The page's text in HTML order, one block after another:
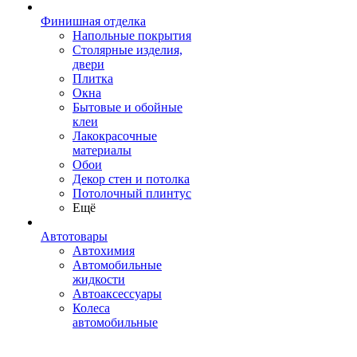
Финишная отделка
Напольные покрытия
Столярные изделия,
двери
Плитка
Окна
Бытовые и обойные
клеи
Лакокрасочные
материалы
Обои
Декор стен и потолка
Потолочный плинтус
Ещё
Автотовары
Автохимия
Автомобильные
жидкости
Автоаксессуары
Колеса
автомобильные